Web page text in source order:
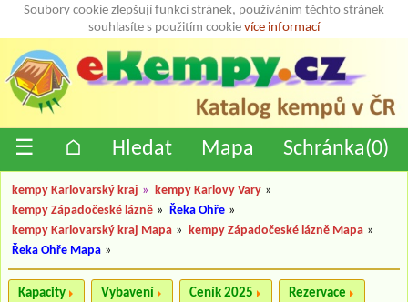
Soubory cookie zlepšují funkci stránek, používáním těchto stránek
souhlasíte s použitím cookie více informací
☰ ⌂ Hledat Mapa Schránka(0)
kempy Karlovarský kraj » kempy Karlovy Vary »
kempy Západočeské lázně » Řeka Ohře »
kempy Karlovarský kraj Mapa » kempy Západočeské lázně Mapa »
Řeka Ohře Mapa »
Kapacity Vybavení Ceník 2025 Rezervace